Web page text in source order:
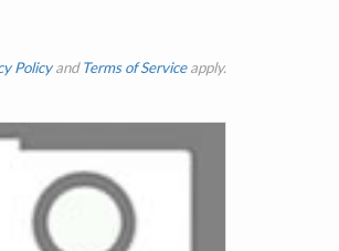
PolicyandTerms of Serviceapply.